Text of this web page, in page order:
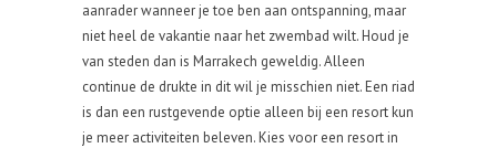
aanrader wanneer je toe ben aan ontspanning, maar
niet heel de vakantie naar het zwembad wilt. Houd je
van steden dan is Marrakech geweldig. Alleen
continue de drukte in dit wil je misschien niet. Een riad
is dan een rustgevende optie alleen bij een resort kun
je meer activiteiten beleven. Kies voor een resort in